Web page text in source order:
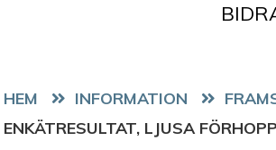
HEM
ENKÄTRESULTAT, LJUSA